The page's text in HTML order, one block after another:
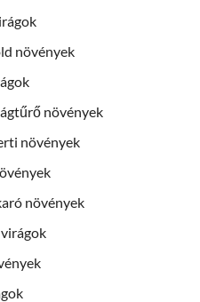
növények
növények
növények
növények
virágok